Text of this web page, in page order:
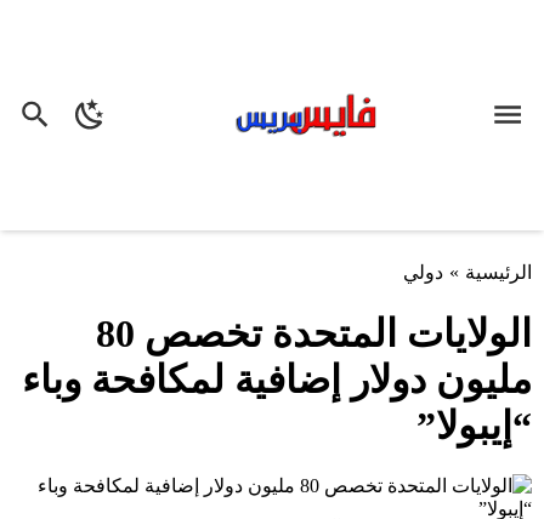
الرئيسية » دولي
الولايات المتحدة تخصص 80
مليون دولار إضافية لمكافحة وباء
“إيبولا”